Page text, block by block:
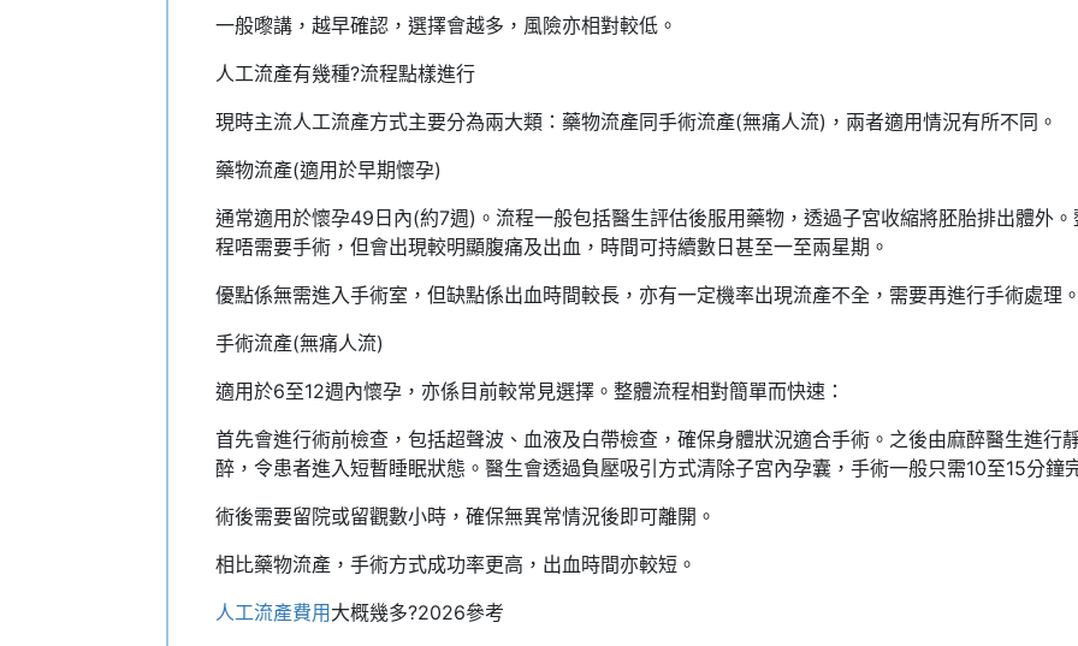
一般嚟講，越早確認，選擇會越多，風險亦相對較低。
人工流產有幾種?流程點樣進行
現時主流人工流產方式主要分為兩大類：藥物流產同手術流產(無痛人流)，兩者適用情況有所不同。
藥物流產(適用於早期懷孕)
通常適用於懷孕49日內(約7週)。流程一般包括醫生評估後服用藥物，透過子宮收縮將胚胎排出體外。
程唔需要手術，但會出現較明顯腹痛及出血，時間可持續數日甚至一至兩星期。
優點係無需進入手術室，但缺點係出血時間較長，亦有一定機率出現流產不全，需要再進行手術處理。
手術流產(無痛人流)
適用於6至12週內懷孕，亦係目前較常見選擇。整體流程相對簡單而快速：
首先會進行術前檢查，包括超聲波、血液及白帶檢查，確保身體狀況適合手術。之後由麻醉醫生進行
醉，令患者進入短暫睡眠狀態。醫生會透過負壓吸引方式清除子宮內孕囊，手術一般只需10至15分鐘
術後需要留院或留觀數小時，確保無異常情況後即可離開。
相比藥物流產，手術方式成功率更高，出血時間亦較短。
人工流產費用大概幾多?2026參考